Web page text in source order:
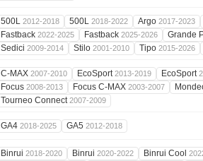
500L 2012-2018 500L 2018-2022 Argo 2017-2023
Fastback 2022-2025 Fastback 2025-2026
Grande
Sedici 2009-2014 Stilo 2001-2010 Tipo 2015-2026
C-MAX 2007-2010 EcoSport2013-2019 EcoSport
Focus 2008-2013 Focus C-MAX 2003-2007
Tourneo Connect2007-2009
GA4 2018-2025 GA5 2012-2018
Binrui 2018-2020 Binrui 2020-2022 Binrui Cool